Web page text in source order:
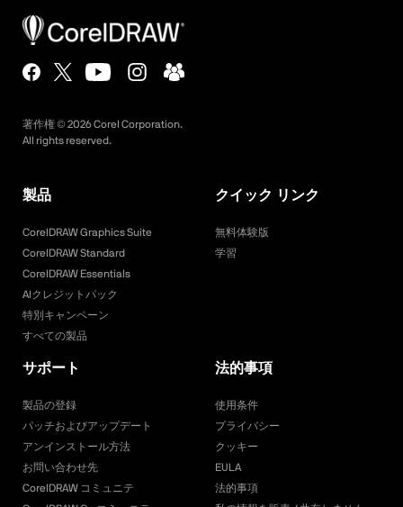
著作権 © 2026Corel Corporation.
All rights reserved.
製品
CorelDRAW Graphics Suite
CorelDRAW Standard
CorelDRAW Essentials
AIクレジットパック
特別キャンペーン
すべての製品
クイック リンク
無料体験版
学習
サポート
製品の登録
パッチおよびアップデート
アンインストール方法
お問い合わせ先
CorelDRAW コミュニテ
法的事項
使用条件
プライバシー
クッキー
EULA
法的事項